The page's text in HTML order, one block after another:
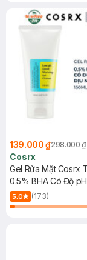
139.000 ₫298.000 ₫
Cosrx
Gel Rửa Mặt Cosrx
0.5% BHA Có Độ
150ml
5.0
(173)